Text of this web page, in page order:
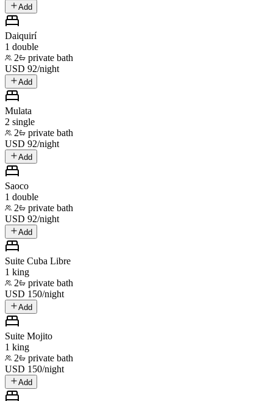
Add
Daiquirí
1 double
2
private bath
USD 92/night
Add
Mulata
2 single
2
private bath
USD 92/night
Add
Saoco
1 double
2
private bath
USD 92/night
Add
Suite Cuba Libre
1 king
2
private bath
USD 150/night
Add
Suite Mojito
1 king
2
private bath
USD 150/night
Add